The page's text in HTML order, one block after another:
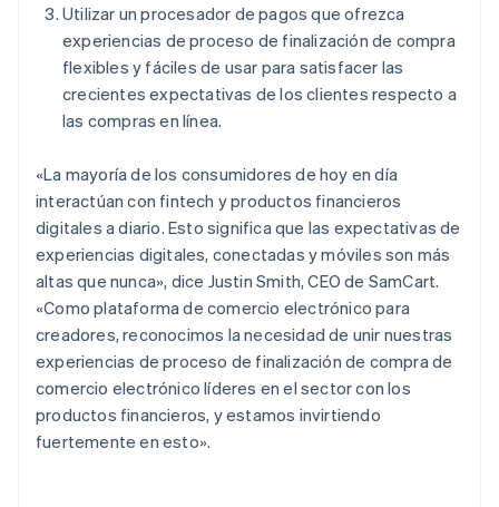
Utilizar un procesador de pagos que ofrezca
experiencias de proceso de finalización de compra
flexibles y fáciles de usar para satisfacer las
crecientes expectativas de los clientes respecto a
las compras en línea.
«La mayoría de los consumidores de hoy en día
interactúan con fintech y productos financieros
digitales a diario. Esto significa que las expectativas de
experiencias digitales, conectadas y móviles son más
altas que nunca», dice Justin Smith, CEO de SamCart.
«Como plataforma de comercio electrónico para
creadores, reconocimos la necesidad de unir nuestras
experiencias de proceso de finalización de compra de
comercio electrónico líderes en el sector con los
productos financieros, y estamos invirtiendo
fuertemente en esto».